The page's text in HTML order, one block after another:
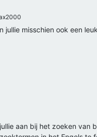
jullie misschien ook een
aan bij het zoeken